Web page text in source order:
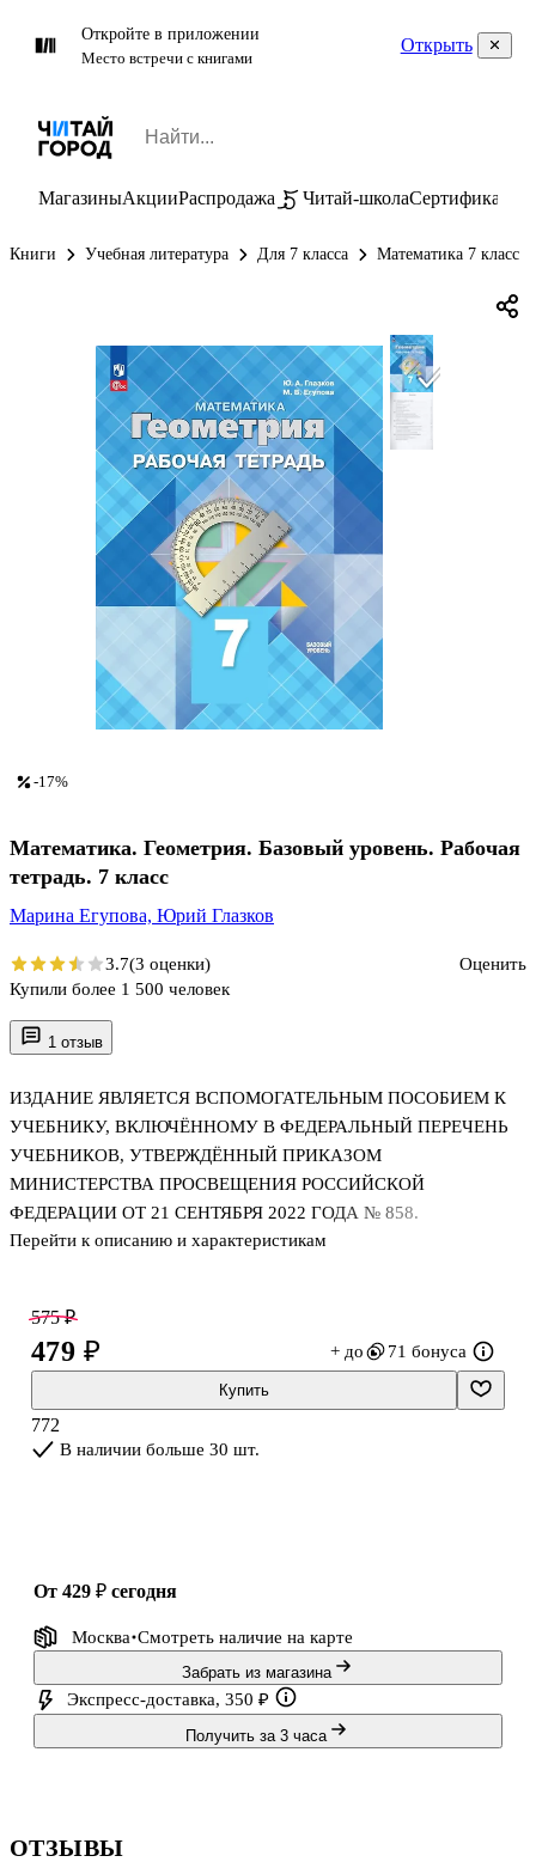
Откройте в приложении
Место встречи с книгами
Открыть
МагазиныАкцииРаспродажа Читай-школаСертификаты
Книги Учебная литература Для 7 класса Математика 7 класс
1 отзыв
ИЗДАНИЕ ЯВЛЯЕТСЯ ВСПОМОГАТЕЛЬНЫМ ПОСОБИЕМ К
УЧЕБНИКУ, ВКЛЮЧЁННОМУ В ФЕДЕРАЛЬНЫЙ ПЕРЕЧЕНЬ
УЧЕБНИКОВ, УТВЕРЖДЁННЫЙ ПРИКАЗОМ
МИНИСТЕРСТВА ПРОСВЕЩЕНИЯ РОССИЙСКОЙ
ФЕДЕРАЦИИ ОТ 21 СЕНТЯБРЯ 2022 ГОДА № 858.
авторов Л. С. Атанасяна и др., и предназначена для решения
задач на уроке после ознакомления учащихся с новым учебным
материалом. На этом этапе учащиеся делают первые шаги по
осознанию нового материала, освоению основных действий с
изучаемым материалом. Наличие текстовых заготовок облегчает
Перейти к описанию и характеристикам
-17%
Математика. Геометрия. Базовый уровень. Рабочая
тетрадь. 7 класс
Марина Егупова, Юрий Глазков
3.7(3 оценки)
Оценить
Купили более 1 500 человек
575 ₽
479 ₽ + до 71 бонуса
Купить
772
В наличии больше 30 шт.
от 429 ₽ сегодня
Москва Смотреть наличие на карте
Забрать из магазина
Экспресс-доставка, 350 ₽
Получить за 3 часа
ОТЗЫВЫ